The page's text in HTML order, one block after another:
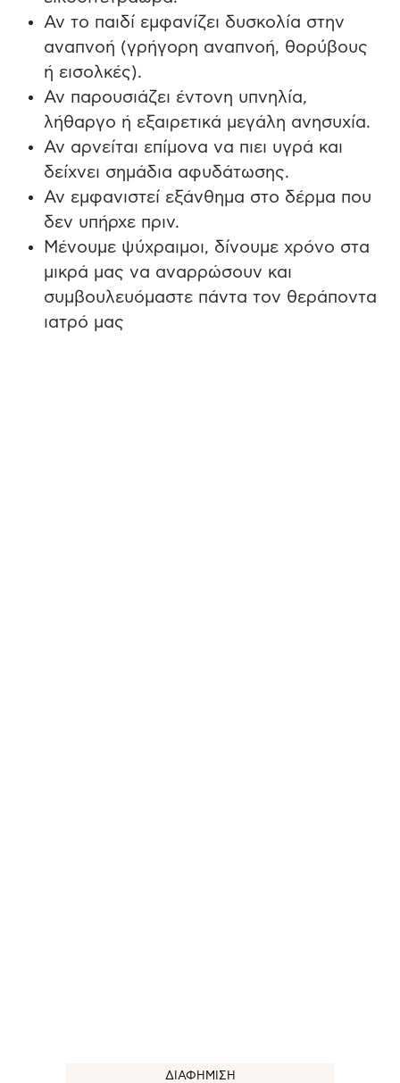
Αν το παιδί εμφανίζει δυσκολία στην
αναπνοή (γρήγορη αναπνοή, θορύβους
ή εισολκές).
Αν παρουσιάζει έντονη υπνηλία,
λήθαργο ή εξαιρετικά μεγάλη ανησυχία.
Αν αρνείται επίμονα να πιει υγρά και
δείχνει σημάδια αφυδάτωσης.
Αν εμφανιστεί εξάνθημα στο δέρμα που
δεν υπήρχε πριν.
Μένουμε ψύχραιμοι, δίνουμε χρόνο στα
μικρά μας να αναρρώσουν και
συμβουλευόμαστε πάντα τον θεράποντα
ιατρό μας